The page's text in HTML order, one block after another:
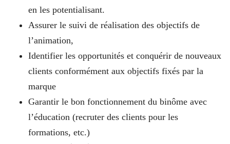
en les potentialisant.
Assurer le suivi de réalisation des objectifs de
l’animation,
Identifier les opportunités et conquérir de nouveaux
clients conformément aux objectifs fixés par la
marque
Garantir le bon fonctionnement du binôme avec
l’éducation (recruter des clients pour les
formations, etc.)